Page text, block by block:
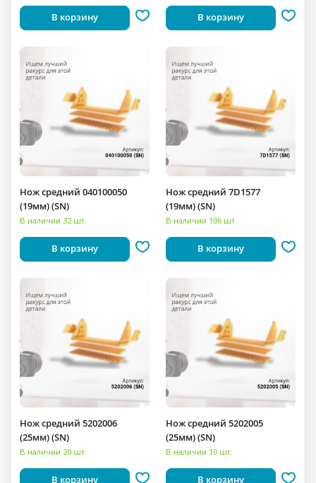
В корзину В корзину
Нож средний 040100050
(19мм) (SN)
В наличии 32 шт.
В корзину
Нож средний 7D1577
(19мм) (SN)
В наличии 106 шт.
В корзину
Нож средний 5202006
(25мм) (SN)
В наличии 20 шт.
В корзину
Нож средний 5202005
(25мм) (SN)
В наличии 10 шт.
В корзину